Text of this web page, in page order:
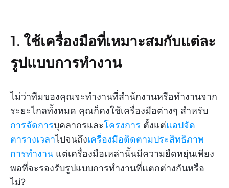
1. ใช้เครื่องมือที่เหมาะสมกับแต่ละ
รูปแบบการทำงาน
ไม่ว่าทีมของคุณจะทำงานที่สำนักงานหรือทำงานจาก
ระยะไกลทั้งหมด คุณก็คงใช้เครื่องมือต่างๆ สำหรับ
การจัดการบุคลากรและโครงการ ตั้งแต่แอปจัด
ตารางเวลาไปจนถึงเครื่องมือติดตามประสิทธิภาพ
การทำงาน แต่เครื่องมือเหล่านั้นมีความยืดหยุ่นเพียง
พอที่จะรองรับรูปแบบการทำงานที่แตกต่างกันหรือ
ไม่?